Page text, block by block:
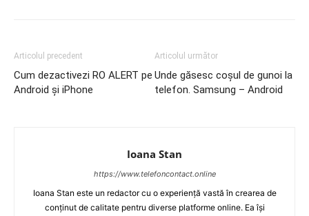
Articolul precedent
Cum dezactivezi RO ALERT pe
Android și iPhone
Articolul următor
Unde găsesc coșul de gunoi la
telefon. Samsung – Android
Ioana Stan
https://www.telefoncontact.online
Ioana Stan este un redactor cu o experiență vastă în crearea de
conținut de calitate pentru diverse platforme online. Ea își